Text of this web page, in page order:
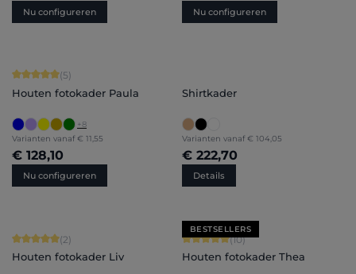
Nu configureren Nu configureren
Gemiddelde score van 5 op 5 sterren
(5)
Houten fotokader Paula
+8
Varianten vanaf € 11,55
€ 128,10
Nu configureren
Shirtkader
Varianten vanaf € 104,05
€ 222,70
Details
Gemiddelde score van 5 op 5 sterren
(2)
Houten fotokader Liv
BESTSELLERS
Gemiddelde score van 5 op 5 sterren
(10)
Houten fotokader Thea